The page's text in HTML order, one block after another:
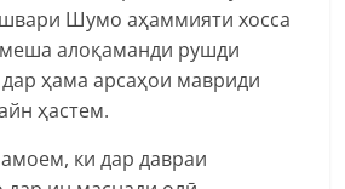
Шумо аҳаммияти хосса
алоқаманди рушди
ҳама арсаҳои мавриди
ҳастем.
ки дар давраи